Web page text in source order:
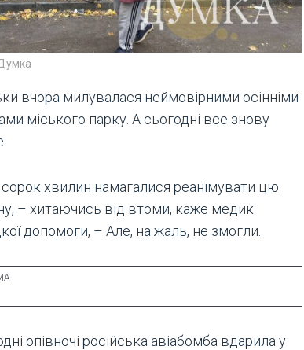
вчора милувалася неймовірними осінніми
міського парку. А сьогодні все знову
хвилин намагалися реанімувати цю
– хитаючись від втоми, каже медик
допомоги, – Але, на жаль, не змогли.
опівночі російська авіабомба вдарила у